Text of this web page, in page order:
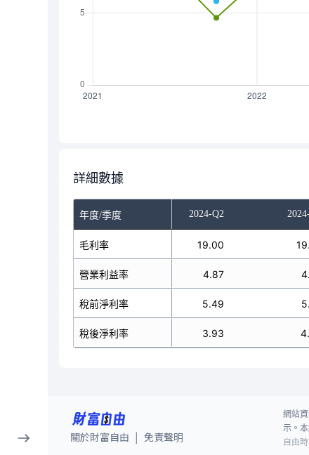
詳細數據
年度/季度
2024-Q1 2024-Q2
毛利率
營業利益率
稅前淨利率
稅後淨利率
21.59 19.00
6.08 4.87
7.06 5.49
4.60 3.93
關於財富自由 免責聲明
網站
示。
自由